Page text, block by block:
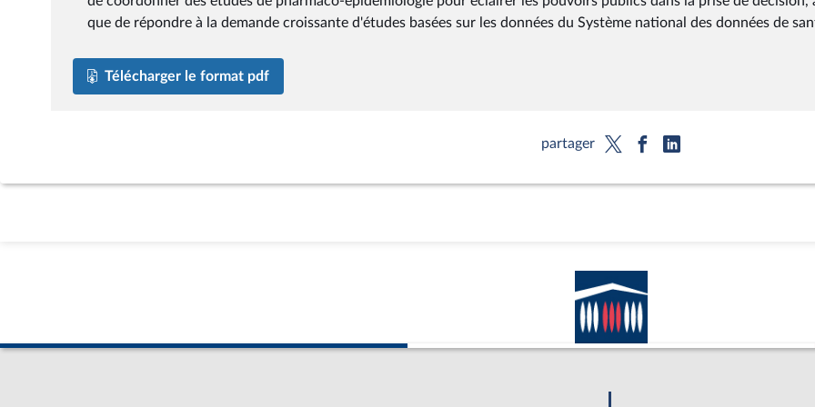
que de répondre à la demande croissante d'études basées sur les données du Système national des données de
Télécharger le format pdf
partager